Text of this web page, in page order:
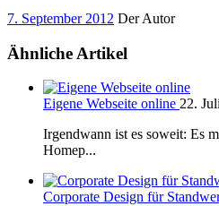
7. September 2012 Der Autor
Ähnliche Artikel
Eigene Webseite online 22.
Irgendwann ist es soweit: Es
Homep...
Corporate Design für